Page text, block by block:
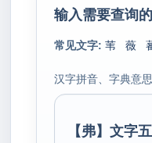
输入需要查询
常见文字: 苇 薇
汉字拼音、字典意
【弗】文字